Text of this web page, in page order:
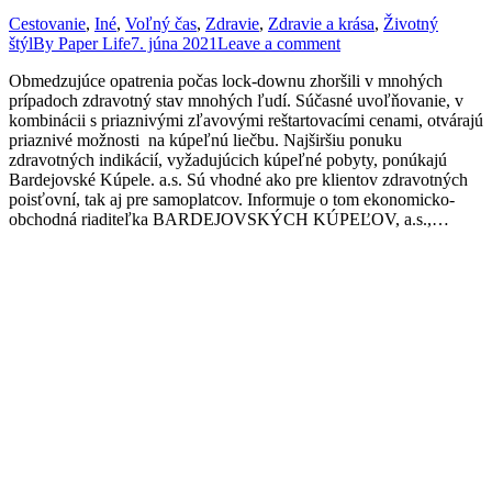
Cestovanie, Iné, Voľný čas, Zdravie, Zdravie a krása, Životný
štýlBy Paper Life7. júna 2021Leave a comment
Obmedzujúce opatrenia počas lock-downu zhoršili v mnohých
prípadoch zdravotný stav mnohých ľudí. Súčasné uvoľňovanie, v
kombinácii s priaznivými zľavovými reštartovacími cenami, otvárajú
priaznivé možnosti na kúpeľnú liečbu. Najširšiu ponuku
zdravotných indikácií, vyžadujúcich kúpeľné pobyty, ponúkajú
Bardejovské Kúpele. a.s. Sú vhodné ako pre klientov zdravotných
poisťovní, tak aj pre samoplatcov. Informuje o tom ekonomicko-
obchodná riaditeľka BARDEJOVSKÝCH KÚPEĽOV, a.s.,…